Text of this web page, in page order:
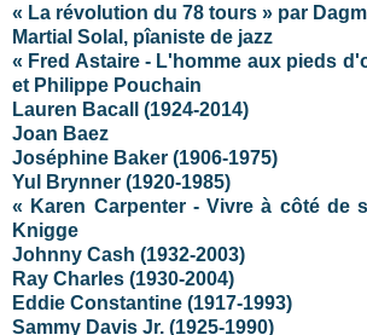
« La révolution du 78 tours » par
Martial Solal, pîaniste de jazz
« Fred Astaire - L'homme aux pieds
et Philippe Pouchain
Lauren Bacall (1924-2014)
Joan Baez
Joséphine Baker (1906-1975)
Yul Brynner (1920-1985)
« Karen Carpenter - Vivre à côté de
Knigge
Johnny Cash (1932-2003)
Ray Charles (1930-2004)
Eddie Constantine (1917-1993)
Sammy Davis Jr. (1925-1990)